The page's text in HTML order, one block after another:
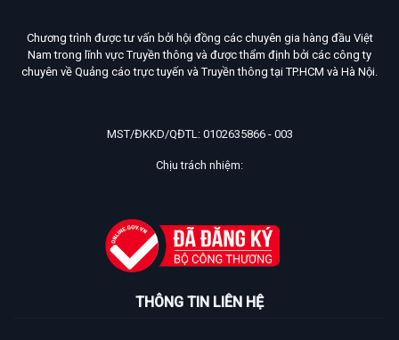
Chương trình được tư vấn bởi hội đồng các chuyên gia hàng đầu Việt
Nam trong lĩnh vực Truyền thông và được thẩm định bởi các công ty
chuyên về Quảng cáo trực tuyến và Truyền thông tại TP.HCM và Hà Nội.
MST/ĐKKD/QĐTL: 0102635866 - 003
Chịu trách nhiệm:
THÔNG TIN LIÊN HỆ